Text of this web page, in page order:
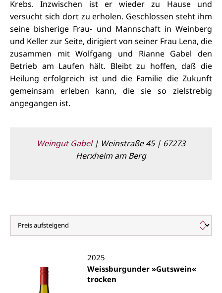
Krebs. Inzwischen ist er wieder zu Hause und
versucht sich dort zu erholen. Geschlossen steht ihm
seine bisherige Frau- und Mannschaft in Weinberg
und Keller zur Seite, dirigiert von seiner Frau Lena, die
zusammen mit Wolfgang und Rianne Gabel den
Betrieb am Laufen hält. Bleibt zu hoffen, daß die
Heilung erfolgreich ist und die Familie die Zukunft
gemeinsam erleben kann, die sie so zielstrebig
angegangen ist.
Weingut Gabel| Weinstraße 45 | 67273
Herxheim am Berg
Gabel
2025
Weissburgunder »Gutswein«
trocken